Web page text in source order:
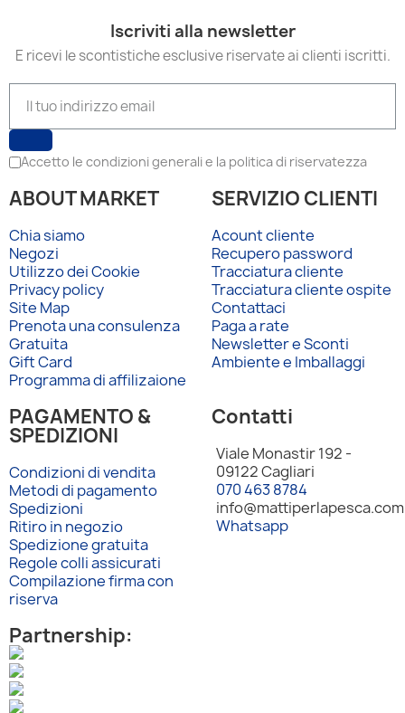
Iscriviti alla newsletter
E ricevi le scontistiche esclusive riservate ai clienti iscritti.
Accetto le condizioni generali e la politica di riservatezza
ABOUT MARKET
Chia siamo
Negozi
Utilizzo dei Cookie
Privacy policy
Site Map
Prenota una consulenza
Gratuita
Gift Card
Programma di affilizaione
SERVIZIO CLIENTI
Acount cliente
Recupero password
Tracciatura cliente
Tracciatura cliente ospite
Contattaci
Paga a rate
Newsletter e Sconti
Ambiente e Imballaggi
PAGAMENTO &
SPEDIZIONI
Condizioni di vendita
Metodi di pagamento
Spedizioni
Ritiro in negozio
Spedizione gratuita
Regole colli assicurati
Compilazione firma con
riserva
Contatti
Viale Monastir 192 -
09122 Cagliari
070 463 8784
info@mattiperlapesca.com
Whatsapp
Partnership: